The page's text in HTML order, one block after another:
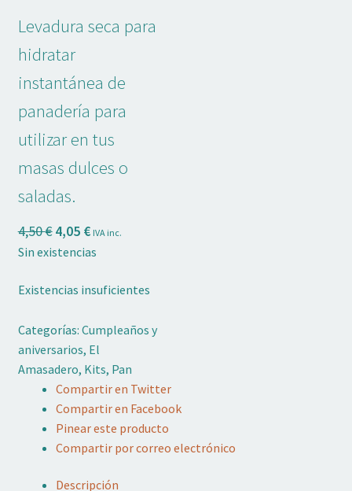
Levadura seca para
hidratar
instantánea de
panadería para
utilizar en tus
masas dulces o
saladas.
4,50€ El
precio
era:
4,05 €El
precio
es:
IVA inc.
Sin existencias
Existencias insuficientes
Categorías: Cumpleaños y
aniversarios, El
Amasadero, Kits, Pan
Compartir en Twitter
Compartir en Facebook
Pinear este producto
Compartir por correo electrónico
Descripción